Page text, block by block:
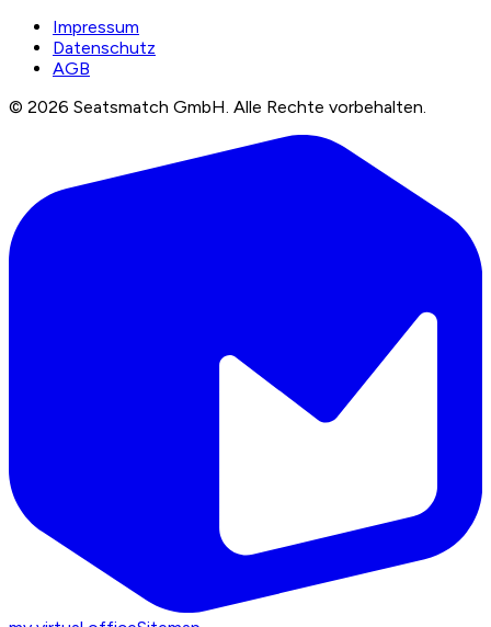
Impressum
Datenschutz
AGB
© 2026 Seatsmatch GmbH. Alle Rechte vorbehalten.